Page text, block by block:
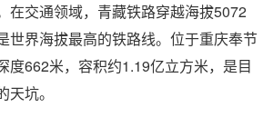
在交通领域，青藏铁路穿越海拔5072
世界海拔最高的铁路线。位于重庆奉节
度662米，容积约1.19亿立方米，是目
坑。